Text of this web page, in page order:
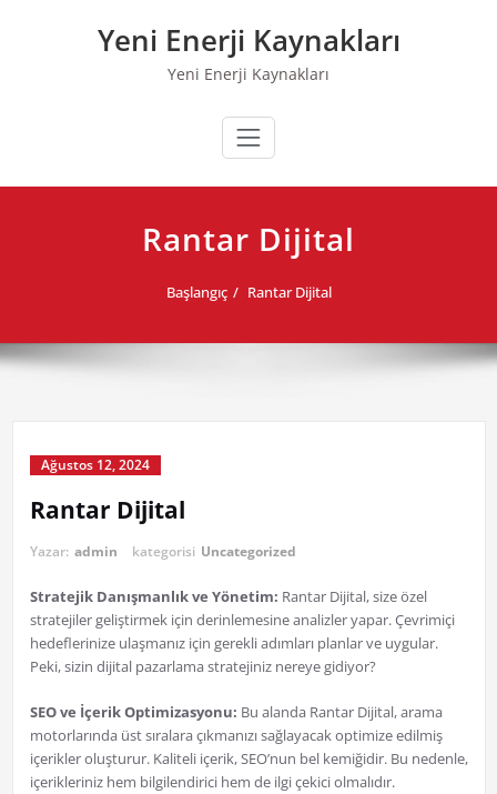
Yeni Enerji Kaynakları
Yeni Enerji Kaynakları
Rantar Dijital
Başlangıç Rantar Dijital
Ağustos 12, 2024
Rantar Dijital
Yazar: admin kategorisi Uncategorized
Stratejik Danışmanlık ve Yönetim: Rantar Dijital, size özel
stratejiler geliştirmek için derinlemesine analizler yapar. Çevrimiçi
hedeflerinize ulaşmanız için gerekli adımları planlar ve uygular.
Peki, sizin dijital pazarlama stratejiniz nereye gidiyor?
SEO ve İçerik Optimizasyonu: Bu alanda Rantar Dijital, arama
motorlarında üst sıralara çıkmanızı sağlayacak optimize edilmiş
içerikler oluşturur. Kaliteli içerik, SEO’nun bel kemiğidir. Bu nedenle,
içerikleriniz hem bilgilendirici hem de ilgi çekici olmalıdır.